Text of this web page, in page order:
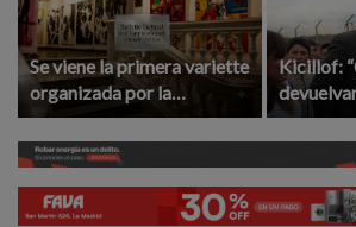
Se viene la primera variette
organizada por la
Asociación Amigos del
Complejo Cultural
Kicillof:
robaron”